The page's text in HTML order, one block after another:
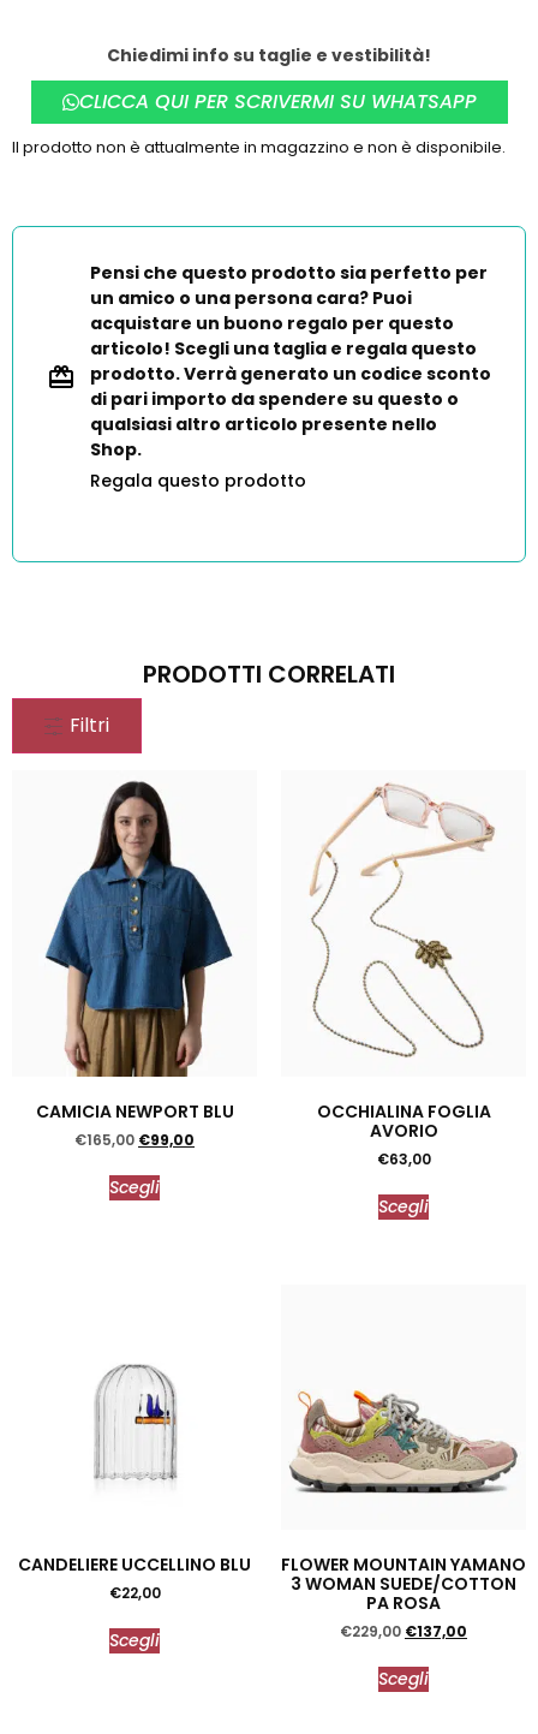
Chiedimi info su taglie e vestibilità!
CLICCA QUI PER SCRIVERMI SU WHATSAPP
Il prodotto non è attualmente in magazzino e non è disponibile.
Pensi che questo prodotto sia perfetto per
un amico o una persona cara? Puoi
acquistare un buono regalo per questo
articolo! Scegli una taglia e regala questo
prodotto. Verrà generato un codice sconto
di pari importo da spendere su questo o
qualsiasi altro articolo presente nello
Shop.
Regala questo prodotto
PRODOTTI CORRELATI
Filtri
CAMICIA NEWPORT BLU
€165,00 €99,00
Scegli
OCCHIALINA FOGLIA
AVORIO
€63,00
Scegli
CANDELIERE UCCELLINO BLU
€22,00
Scegli
FLOWER MOUNTAIN YAMANO
3 WOMAN SUEDE/COTTON
PA ROSA
€229,00 €137,00
Scegli